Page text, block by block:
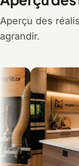
Aperçu des
agrandir.